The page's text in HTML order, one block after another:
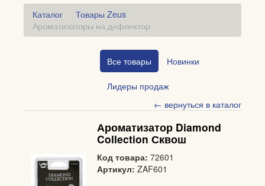
Каталог Товары Zeus
Ароматизаторы на дефлектор
Все товары Новинки
Лидеры продаж
← вернуться в каталог
Ароматизатор Diamond
Collection Сквош
Код товара: 72601
Артикул: ZAF601